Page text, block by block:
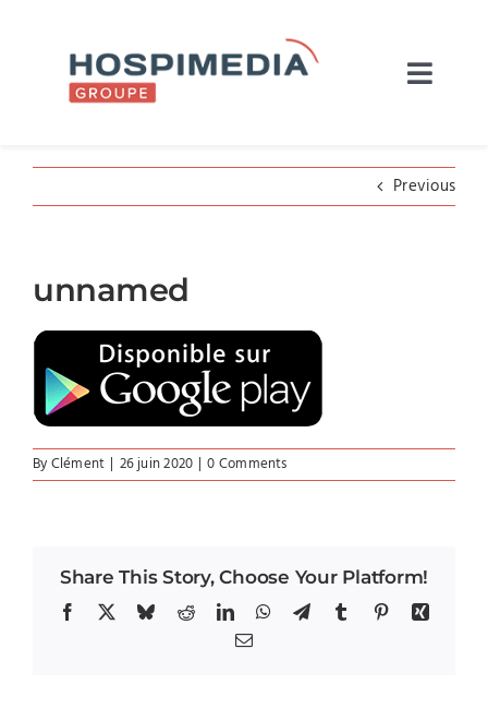
Recrutement
Previous
unnamed
ByClément | 26 juin 2020 | 0 Comments
Share This Story, Choose Your Platform!
Facebook BlueskyRedditLinkedInWhatsApp
TelegramTumblrPinterestXing
Email